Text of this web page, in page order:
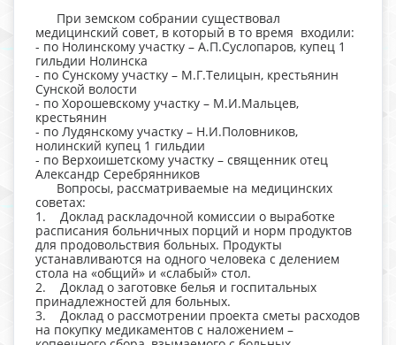
При земском собрании существовал
медицинский совет, в который в то время входили:
- по Нолинскому участку – А.П.Суслопаров, купец 1
гильдии Нолинска
- по Сунскому участку – М.Г.Телицын, крестьянин
Сунской волости
- по Хорошевскому участку – М.И.Мальцев,
крестьянин
- по Лудянскому участку – Н.И.Половников,
нолинский купец 1 гильдии
- по Верхоишетскому участку – священник отец
Александр Серебрянников
Вопросы, рассматриваемые на медицинских
советах:
1. Доклад раскладочной комиссии о выработке
расписания больничных порций и норм продуктов
для продовольствия больных. Продукты
устанавливаются на одного человека с делением
стола на «общий» и «слабый» стол.
2. Доклад о заготовке белья и госпитальных
принадлежностей для больных.
3. Доклад о рассмотрении проекта сметы расходов
на покупку медикаментов с наложением –